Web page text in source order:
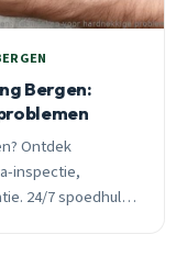
Bergen:
Ontdek
inspectie,
24/7 spoedhulp